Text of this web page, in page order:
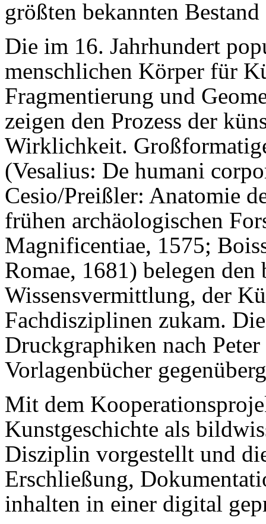
größten bekannten
Die im 16. Jahrhundert
menschlichen Körper für
Fragmentierung und
zeigen den Prozess der
Wirklichkeit.
(Vesalius: De humani
Cesio/Preißler: Anatomie
frühen archäologischen
Magnificentiae, 1575;
Romae, 1681) belegen
Wissensvermittlung, der
Fachdisziplinen zukam.
Druckgraphiken nach
Vorlagenbücher
Mit dem
Kunstgeschichte als
Disziplin vorgestellt und
Erschließung,
inhalten in einer digital